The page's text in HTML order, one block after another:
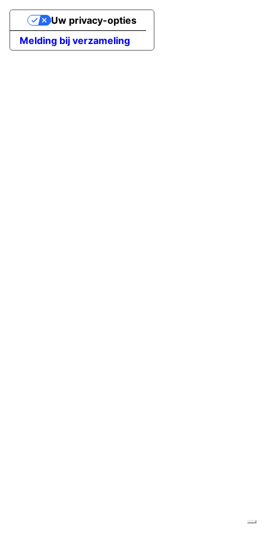
Melding bij verzameling
Uw privacy-opties